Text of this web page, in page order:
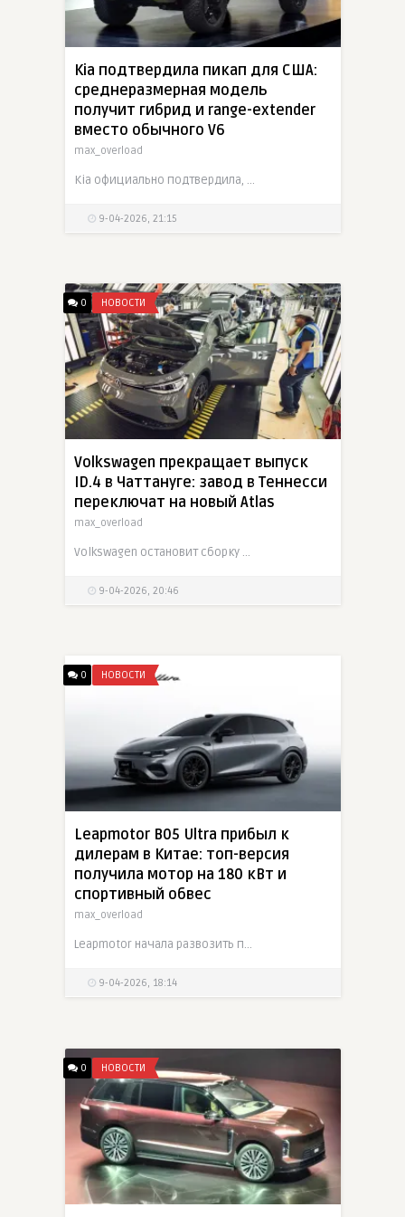
Kia подтвердила пикап для США:
среднеразмерная модель
получит гибрид и range-extender
вместо обычного V6
max_overload
Kia официально подтвердила, что разрабатывает новый среднеразмерный пикап для рынка США и собирается предложить для него сразу две электрифицированные силовые схемы: гибрид и range-extender. Модель
9-04-2026, 21:15
0 НОВОСТИ
Volkswagen прекращает выпуск
ID.4 в Чаттануге: завод в Теннесси
переключат на новый Atlas
max_overload
Volkswagen остановит сборку электрического ID.4 на заводе в Чаттануге в середине апреля 2026 года. Предприятие в Теннесси сосредоточится на выпуске нового поколения Atlas, а уже собранные автомобили
9-04-2026, 20:46
0 НОВОСТИ
Leapmotor B05 Ultra прибыл к
дилерам в Китае: топ-версия
получила мотор на 180 кВт и
спортивный обвес
max_overload
Leapmotor начала развозить по дилерским центрам Китая новый B05 Ultra — топовую и более спортивную версию семейства B05. Модель получила электромотор мощностью 180 кВт, аэродинамический пакет с
9-04-2026, 18:14
0 НОВОСТИ